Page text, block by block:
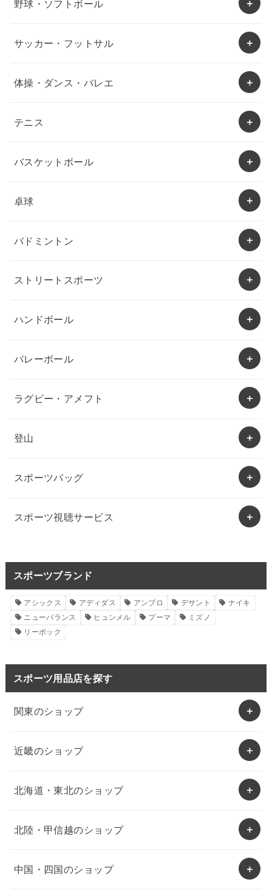
野球・ソフトボール
サッカー・フットサル
体操・ダンス・バレエ
テニス
バスケットボール
卓球
バドミントン
ストリートスポーツ
ハンドボール
バレーボール
ラグビー・アメフト
登山
スポーツバッグ
スポーツ視聴サービス
スポーツブランド
アシックス アディダス アンブロ デサント
ナイキ
ニューバランス
ヒュンメル プーマ
ミズノ
リーボック
スポーツ用品店を探す
関東のショップ
近畿のショップ
北海道・東北のショップ
北陸・甲信越のショップ
中国・四国のショップ